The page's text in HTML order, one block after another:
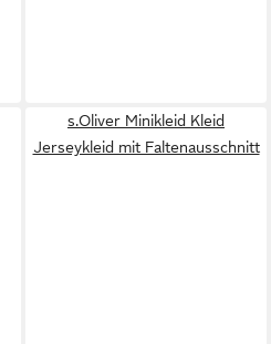
s.Oliver Minikleid Kleid
Jerseykleid mit Faltenausschnitt